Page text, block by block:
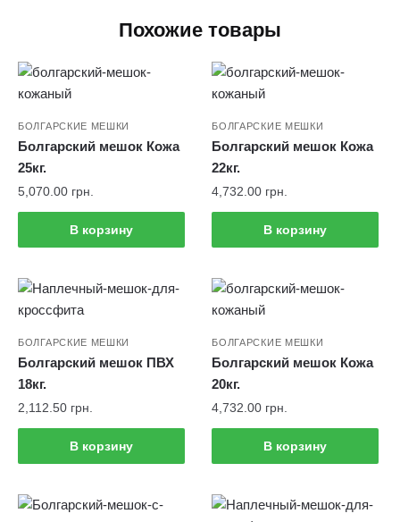
Похожие товары
БОЛГАРСКИЕ МЕШКИ
Болгарский мешок Кожа
25кг.
5,070.00 грн.
В корзину
БОЛГАРСКИЕ МЕШКИ
Болгарский мешок Кожа
22кг.
4,732.00 грн.
В корзину
БОЛГАРСКИЕ МЕШКИ
Болгарский мешок ПВХ
18кг.
2,112.50 грн.
В корзину
БОЛГАРСКИЕ МЕШКИ
Болгарский мешок Кожа
20кг.
4,732.00 грн.
В корзину